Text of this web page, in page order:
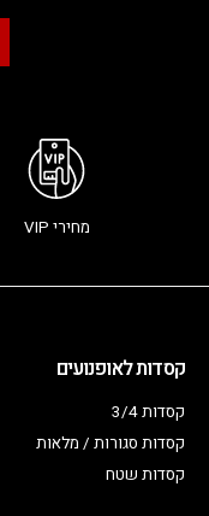
מחירי VIP
קסדות לאופנועים
קסדות 3/4
קסדות סגורות / מלאות
קסדות שטח